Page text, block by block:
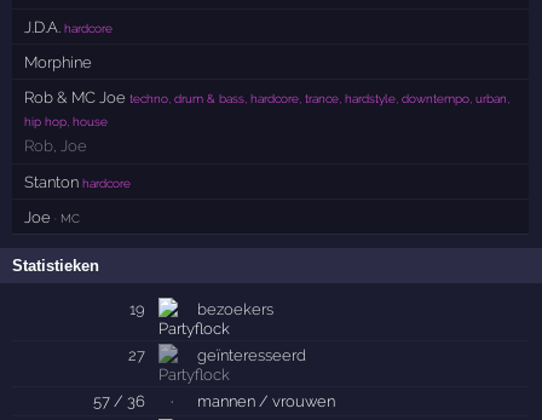
J.D.A. hardcore
Morphine
Rob & MC Joe techno, drum & bass, hardcore, trance, hardstyle, downtempo, urban,
hip hop, house
Rob,Joe
Stanton hardcore
Joe · MC
Statistieken
19 bezoekers
27 geïnteresseerd
57 / 36 ·
mannen / vrouwen